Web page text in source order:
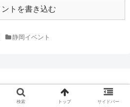
ントを書き込む
静岡イベント
2018 ひまぷら.
検索 トップ サイドバー